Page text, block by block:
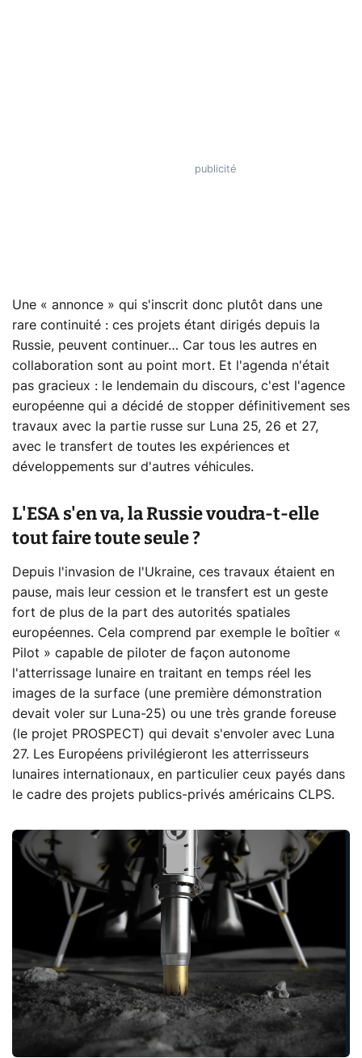
Une « annonce » qui s'inscrit donc plutôt dans une
rare continuité : ces projets étant dirigés depuis la
Russie, peuvent continuer… Car tous les autres en
collaboration sont au point mort. Et l'agenda n'était
pas gracieux : le lendemain du discours, c'est l'agence
européenne qui a décidé de stopper définitivement ses
travaux avec la partie russe sur Luna 25, 26 et 27,
avec le transfert de toutes les expériences et
développements sur d'autres véhicules.
L'ESA s'en va, la Russie voudra-t-elle
tout faire toute seule ?
Depuis l'invasion de l'Ukraine, ces travaux étaient en
pause, mais leur cession et le transfert est un geste
fort de plus de la part des autorités spatiales
européennes. Cela comprend par exemple le boîtier «
Pilot » capable de piloter de façon autonome
l'atterrissage lunaire en traitant en temps réel les
images de la surface (une première démonstration
devait voler sur Luna-25) ou une très grande foreuse
(le projet PROSPECT) qui devait s'envoler avec Luna
27. Les Européens privilégieront les atterrisseurs
lunaires internationaux, en particulier ceux payés dans
le cadre des projets publics-privés américains CLPS.